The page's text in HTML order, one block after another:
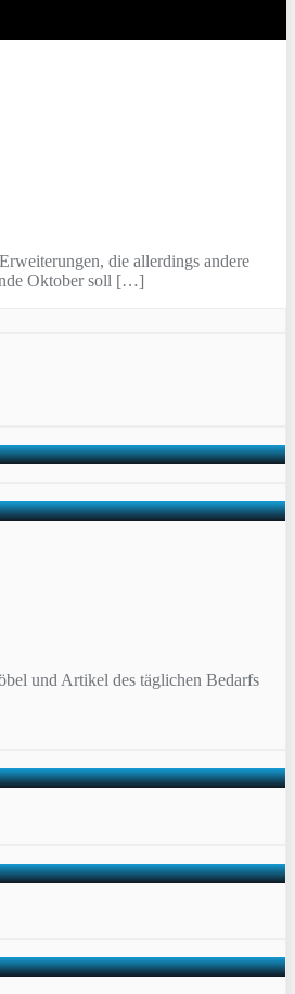
die allerdings andere
Oktober soll […]
und Artikel des täglichen Bedarfs